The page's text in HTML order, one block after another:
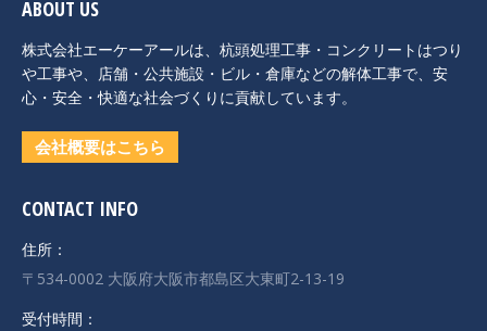
ABOUT US
株式会社エーケーアールは、杭頭処理工事・コンクリートはつり
や工事や、店舗・公共施設・ビル・倉庫などの解体工事で、安
心・安全・快適な社会づくりに貢献しています。
会社概要はこちら
CONTACT INFO
住所：
〒534-0002 大阪府大阪市都島区大東町2-13-19
受付時間：